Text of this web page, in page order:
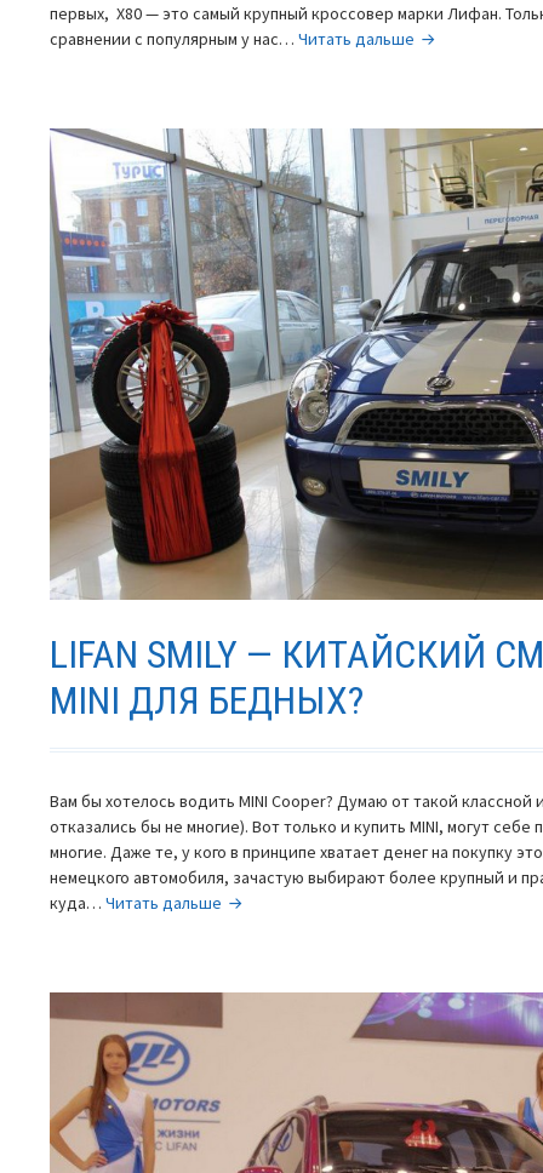
первых, X80 — это самый крупный кроссовер марки Лифан.
сравнении с популярным у нас…Читать дальше Lifan
Мини
Обзор
LIFAN SMILY — КИТАЙСКИЙ
MINI ДЛЯ БЕДНЫХ?
Вам бы хотелось водить MINI Cooper? Думаю от такой
отказались бы не многие). Вот только и купить MINI, могут
многие. Даже те, у кого в принципе хватает денег на покупку
немецкого автомобиля, зачастую выбирают более крупный и
куда…Читать дальше Lifan